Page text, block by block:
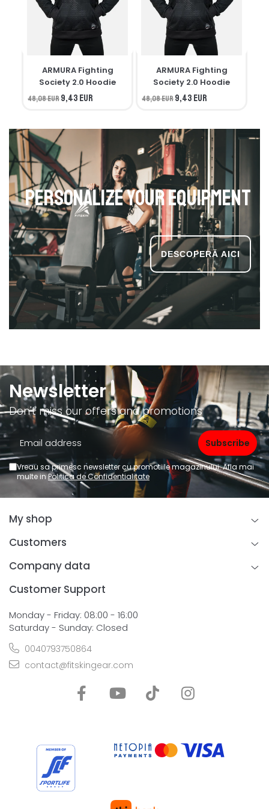
ARMURA Fighting
Society 2.0 Hoodie
48,08 EUR9,43 EUR
ARMURA Fighting
Society 2.0 Hoodie
48,08 EUR9,43 EUR
Personalize your equipment
Newsletter
Don't miss our offers and promotions
Vreau sa primesc newsletter cu promotiile magazinului. Afla mai
multe inPolitica de Confidentialitate
My shop
Customers
Company data
Customer Support
Monday - Friday: 08:00 - 16:00
Saturday - Sunday: Closed
0040793750864
contact@fitskingear.com